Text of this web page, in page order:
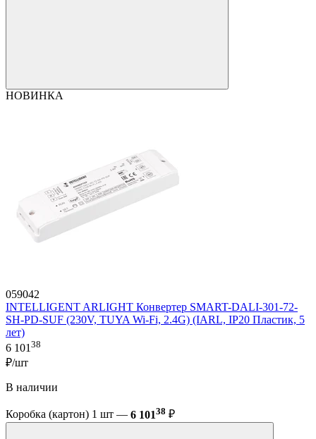
НОВИНКА
059042
INTELLIGENT ARLIGHT Конвертер SMART-DALI-301-72-
SH-PD-SUF (230V, TUYA Wi-Fi, 2.4G) (IARL, IP20 Пластик, 5
лет)
6 101 38
₽/шт
В наличии
Коробка (картон) 1 шт — 6 10138 ₽